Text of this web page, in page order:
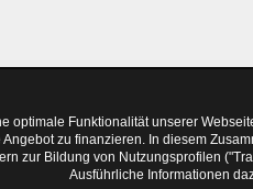
optimale Funktionalität unserer
zu finanzieren. In diesem
zur Bildung von Nutzungsprofilen
Ausführliche Informationen